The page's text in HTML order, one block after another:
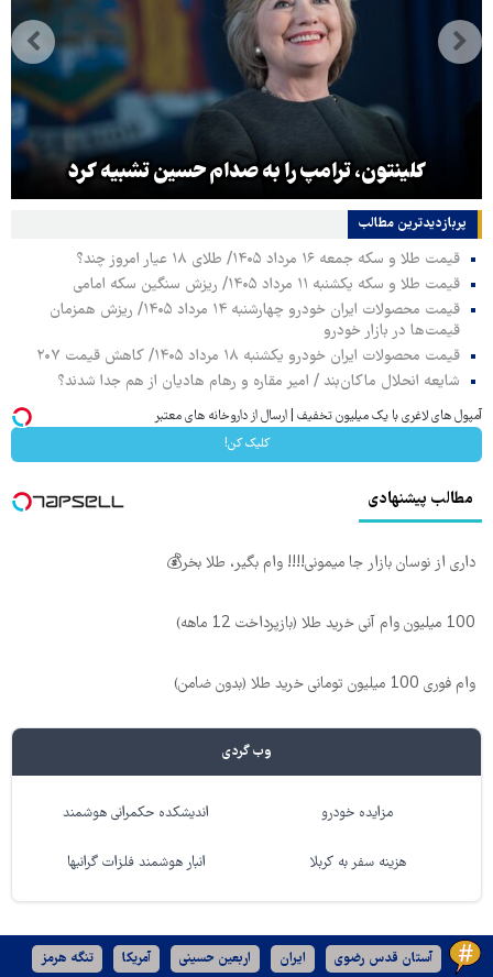
کلینتون، ترامپ را به صدام حسین تشبیه کرد
پربازدیدترین‌ مطالب
قیمت طلا و سکه جمعه ۱۶ مرداد ۱۴۰۵/ طلای ۱۸ عیار امروز چند؟
قیمت طلا و سکه یکشنبه ۱۱ مرداد ۱۴۰۵/ ریزش سنگین سکه امامی
قیمت محصولات ایران خودرو چهارشنبه ۱۴ مرداد ۱۴۰۵/ ریزش همزمان
قیمت‌ها در بازار خودرو
قیمت محصولات ایران خودرو یکشنبه ۱۸ مرداد ۱۴۰۵/ کاهش قیمت ۲۰۷
شایعه انحلال ماکان‌بند / امیر مقاره و رهام هادیان از هم جدا شدند؟
آمپول های لاغری با یک میلیون تخفیف | ارسال از داروخانه های معتبر
کلیک کن!
مطالب پیشنهادی
داری از نوسان بازار جا میمونی!!!! وام بگیر، طلا بخر💰
100 میلیون وام آنی خرید طلا (بازپرداخت 12 ماهه)
وام فوری 100 میلیون تومانی خرید طلا (بدون ضامن)
وب گردی
مزایده خودرو اندیشکده حکمرانی هوشمند
هزینه سفر به کربلا انبار هوشمند فلزات گرانبها
آستان قدس رضوی ایران اربعین حسینی آمریکا تنگه هرمز